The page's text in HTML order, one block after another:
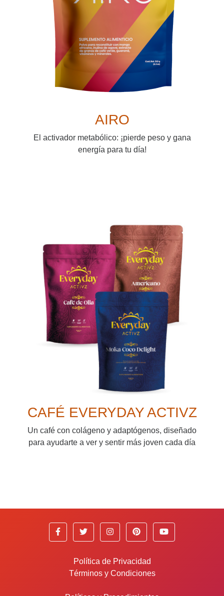
AIRO
El activador metabólico: ¡pierde peso y gana
energía para tu día!
CAFÉ EVERYDAY ACTIVZ
Un café con colágeno y adaptógenos, diseñado
para ayudarte a ver y sentir más joven cada día
Política de Privacidad
Términos y Condiciones